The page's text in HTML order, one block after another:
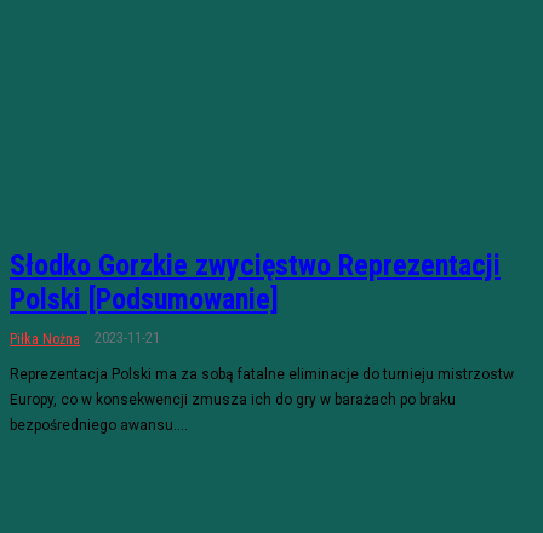
Słodko Gorzkie zwycięstwo Reprezentacji
Polski [Podsumowanie]
Piłka Nożna 2023-11-21
Reprezentacja Polski ma za sobą fatalne eliminacje do turnieju mistrzostw
Europy, co w konsekwencji zmusza ich do gry w barażach po braku
bezpośredniego awansu....